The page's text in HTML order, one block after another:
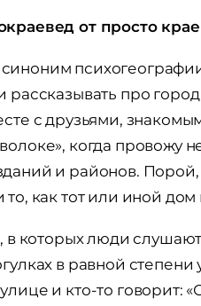
от просто
рассказывать про
с друзьями,
когда провожу
и районов.
как тот или иной
в которых люди
в равной степени
и кто-то говорит: